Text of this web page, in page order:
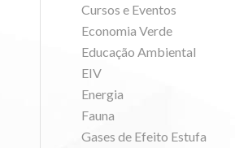
Cursos e Eventos
Economia Verde
Educação Ambiental
EIV
Energia
Fauna
Gases de Efeito Estufa